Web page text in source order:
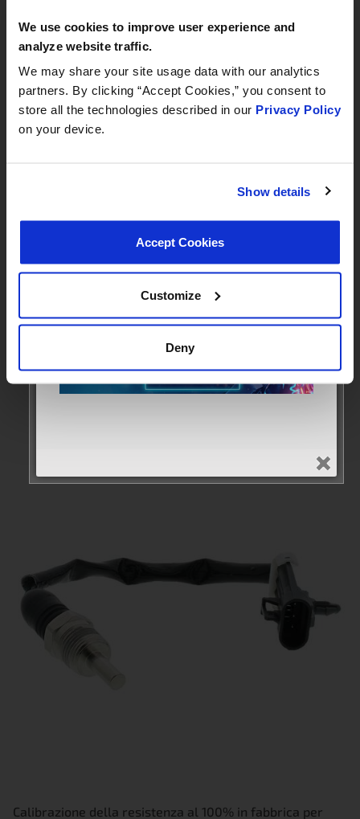
We use cookies to improve user experience and
analyze website traffic.
We may share your site usage data with our analytics
partners. By clicking “Accept Cookies,” you consent to
store all the technologies described in our Privacy Policy
on your device.
Show details
Accept Cookies
Customize
Deny
Calibrazione della resistenza al 100% in fabbrica per
September 8–12, 2026
Book your meeting NOW
commercial conversation, a technical
partnership
we recommend booking early